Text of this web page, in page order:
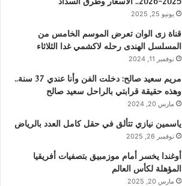
يونيو 25, 2025
قناة زى الوان تعرض الموسم الخامس من
المسلسل الهندى رحله لاكشمي غدا الثلاثاء
نوفمبر 11, 2024
مريم سعيد صالح: دخلت الفن وأنا عندي 37 سنة..
وهذه حقيقة قرابتي بالراحل سعيد صالح
مارس 20, 2024
ياسمين نيازي تتألق في حقل كامل العدد بالرياض
نوفمبر 26, 2025
أوغندا يخسر أمام موزمبيق بتصفيات أفريقيا
المؤهلة لكأس العالم
مارس 20, 2025